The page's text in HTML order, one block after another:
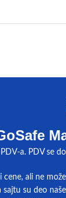
a. PDV se
cene, ali ne
sajtu su deo